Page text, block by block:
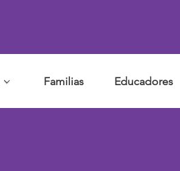
Familias Educadores